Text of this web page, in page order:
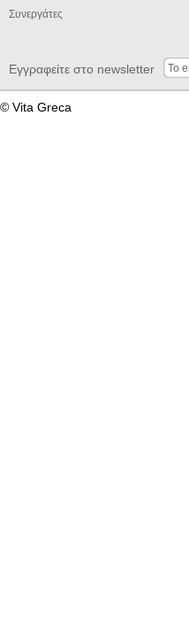
Συνεργάτες
Εγγραφείτε στο newsletter
© Vita Greca